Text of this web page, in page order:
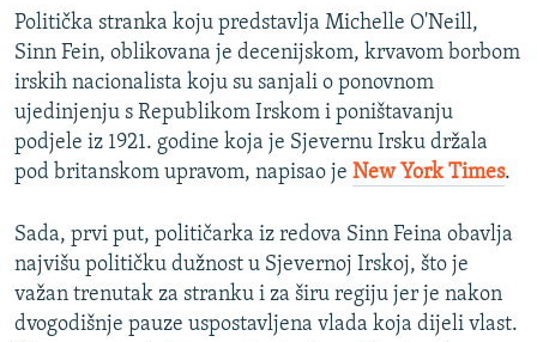
Politička stranka koju predstavlja Michelle O'Neill,
Sinn Fein, oblikovana je decenijskom, krvavom borbom
irskih nacionalista koju su sanjali o ponovnom
ujedinjenju s Republikom Irskom i poništavanju
podjele iz 1921. godine koja je Sjevernu Irsku držala
pod britanskom upravom, napisao je New York Times.
Sada, prvi put, političarka iz redova Sinn Feina obavlja
najvišu političku dužnost u Sjevernoj Irskoj, što je
važan trenutak za stranku i za širu regiju jer je nakon
dvogodišnje pauze uspostavljena vlada koja dijeli vlast.